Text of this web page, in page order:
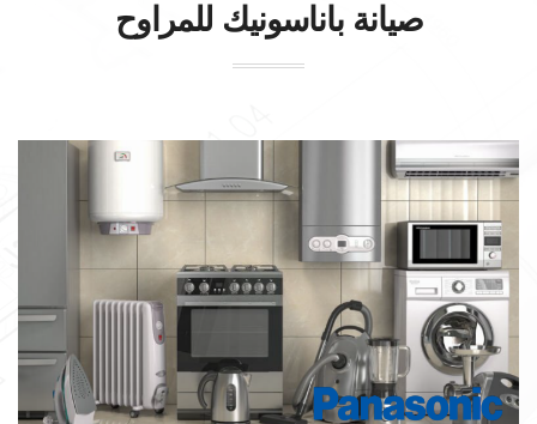
صيانةباناسونيك للمراوح